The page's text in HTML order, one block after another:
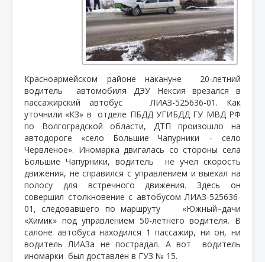
Красноармейском районе накануне
20-летний
водитель
автомобиля ДЭУ Нексия врезался в
пассажирский автобус
ЛИАЗ-525636-01. Как
уточнили «КЗ» в отделе ПБДД УГИБДД ГУ МВД РФ
по Волгоградской области, ДТП произошло на
автодороге «село Большие Чапурники – село
Червленое». Иномарка двигалась со стороны села
Большие Чапурники, водитель
не учел скорость
движения, не справился с управлением и выехал на
полосу для встречного движения. Здесь он
совершил столкновение с автобусом ЛИАЗ-525636-
01, следовавшего по маршруту
«Южный–дачи
«Химик» под управлением 50-летнего водителя. В
салоне автобуса находился 1 пассажир, ни он, ни
водитель ЛИАЗа не пострадал. А вот
водитель
иномарки был доставлен в ГУЗ № 15.